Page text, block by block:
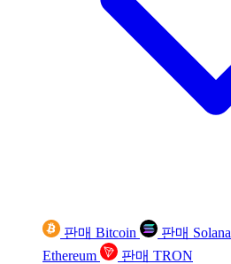
판매 Bitcoin 판매 Solana
Ethereum
판매 TRON